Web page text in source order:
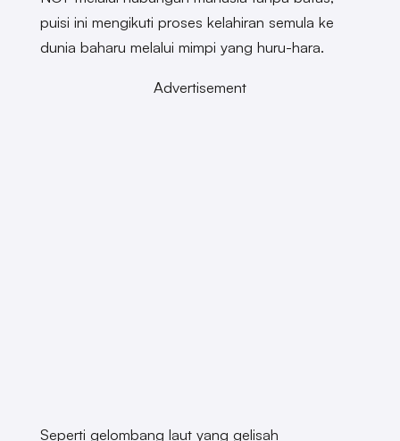
puisi ini mengikuti proses kelahiran semula ke
dunia baharu melalui mimpi yang huru-hara.
Advertisement
Seperti gelombang laut yang gelisah